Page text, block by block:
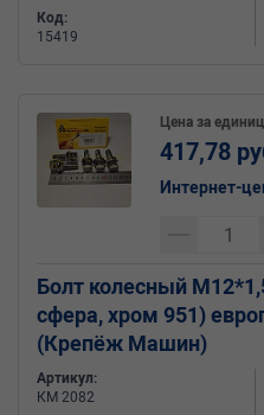
Код:
15419
Болт колесный
сфера, хром 951)
(Крепёж Машин)
Артикул:
КМ 2082
Цена за
417,78
Интернет-